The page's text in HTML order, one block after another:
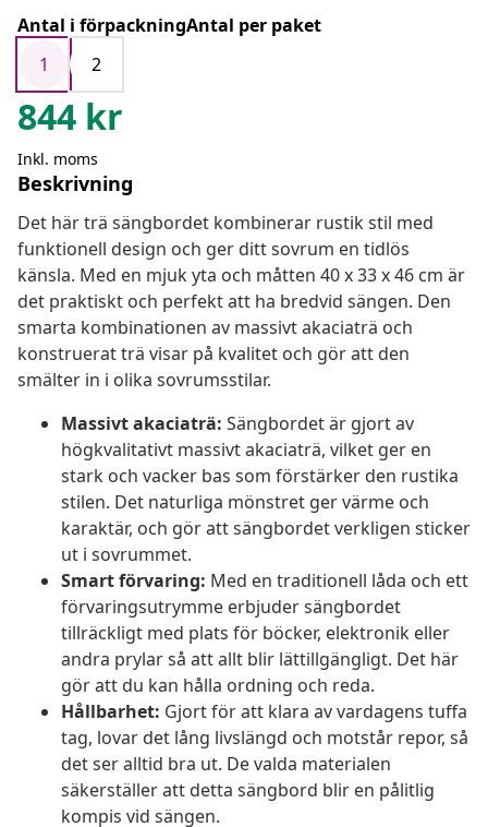
Antal i förpackningAntal per paket
1
2
844 kr
Inkl. moms
Beskrivning
Det här trä sängbordet kombinerar rustik stil med
funktionell design och ger ditt sovrum en tidlös
känsla. Med en mjuk yta och måtten 40 x 33 x 46 cm är
det praktiskt och perfekt att ha bredvid sängen. Den
smarta kombinationen av massivt akaciaträ och
konstruerat trä visar på kvalitet och gör att den
smälter in i olika sovrumsstilar.
Massivt akaciaträ: Sängbordet är gjort av
högkvalitativt massivt akaciaträ, vilket ger en
stark och vacker bas som förstärker den rustika
stilen. Det naturliga mönstret ger värme och
karaktär, och gör att sängbordet verkligen sticker
ut i sovrummet.
Smart förvaring: Med en traditionell låda och ett
förvaringsutrymme erbjuder sängbordet
tillräckligt med plats för böcker, elektronik eller
andra prylar så att allt blir lättillgängligt. Det här
gör att du kan hålla ordning och reda.
Hållbarhet: Gjort för att klara av vardagens tuffa
tag, lovar det lång livslängd och motstår repor, så
det ser alltid bra ut. De valda materialen
säkerställer att detta sängbord blir en pålitlig
kompis vid sängen.